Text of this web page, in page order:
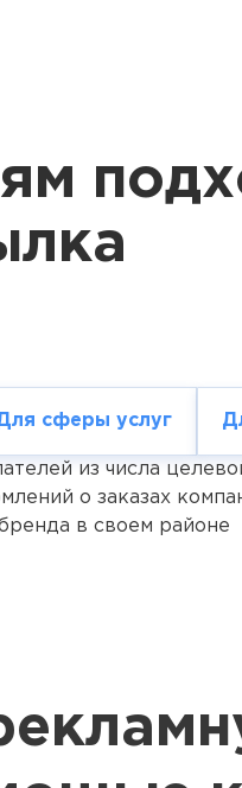
сферы услуг
из числа
о заказах
в своем районе